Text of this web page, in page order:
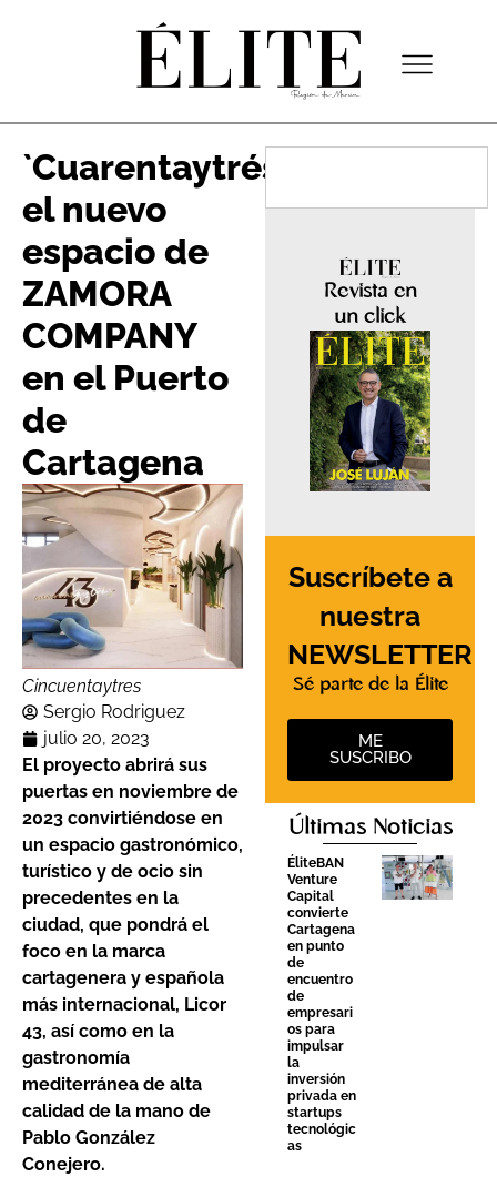
`Cuarentaytrés’,
el nuevo
espacio de
ZAMORA
COMPANY
en el Puerto
de
Cartagena
Cincuentaytres
Sergio Rodriguez
julio 20, 2023
El proyecto abrirá sus
puertas en noviembre de
2023 convirtiéndose en
un espacio gastronómico,
turístico y de ocio sin
precedentes en la
ciudad, que pondrá el
foco en la marca
cartagenera y española
más internacional, Licor
43, así como en la
gastronomía
mediterránea de alta
calidad de la mano de
Pablo González
Conejero.
Revista en
un click
Suscríbete a
nuestra
NEWSLETTER
Sé parte de la Élite
ME
SUSCRIBO
Últimas Noticias
ÉliteBAN
Venture
Capital
convierte
Cartagena
en punto
de
encuentro
de
empresari
os para
impulsar
la
inversión
privada en
startups
tecnológic
as